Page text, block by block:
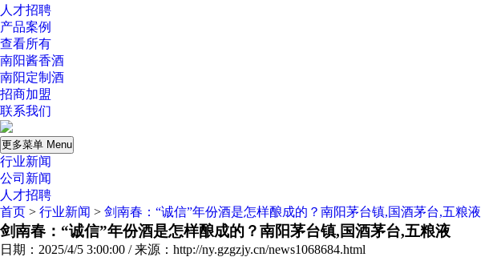
人才招聘
产品案例
查看所有
南阳酱香酒
南阳定制酒
招商加盟
联系我们
更多菜单 Menu
行业新闻
公司新闻
人才招聘
首页 > 行业新闻 > 剑南春：“诚信”年份酒是怎样酿成的？南阳茅台镇,国酒茅台,五粮液
剑南春：“诚信”年份酒是怎样酿成的？南阳茅台镇,国酒茅台,五粮液
日期：2025/4/5 3:00:00 / 来源：http://ny.gzgzjy.cn/news1068684.html